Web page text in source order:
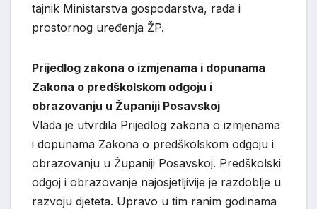
tajnik Ministarstva gospodarstva, rada i
prostornog uređenja ŽP.
Prijedlog zakona o izmjenama i dopunama
Zakona o predškolskom odgoju i
obrazovanju u Županiji Posavskoj
Vlada je utvrdila Prijedlog zakona o izmjenama
i dopunama Zakona o predškolskom odgoju i
obrazovanju u Županiji Posavskoj. Predškolski
odgoj i obrazovanje najosjetljivije je razdoblje u
razvoju djeteta. Upravo u tim ranim godinama